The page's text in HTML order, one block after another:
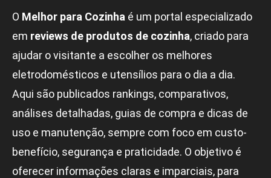
O Melhor para Cozinha é um portal especializado
em reviews de produtos de cozinha, criado para
ajudar o visitante a escolher os melhores
eletrodomésticos e utensílios para o dia a dia.
Aqui são publicados rankings, comparativos,
análises detalhadas, guias de compra e dicas de
uso e manutenção, sempre com foco em custo-
benefício, segurança e praticidade. O objetivo é
oferecer informações claras e imparciais, para